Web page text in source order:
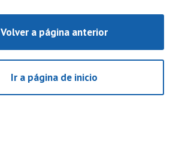
Volver a página anterior
Ir a página de inicio